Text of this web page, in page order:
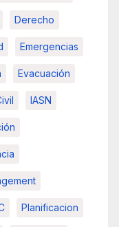
Derecho
Emergencias
Evacuación
IASN
Planificacion